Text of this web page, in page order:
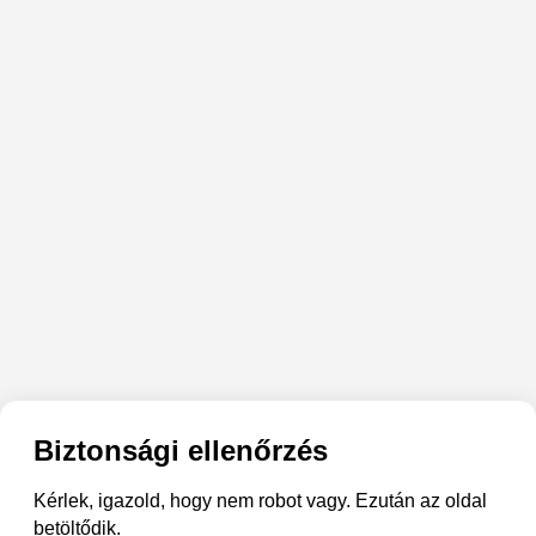
Biztonsági ellenőrzés
Kérlek, igazold, hogy nem robot vagy. Ezután az oldal
betöltődik.